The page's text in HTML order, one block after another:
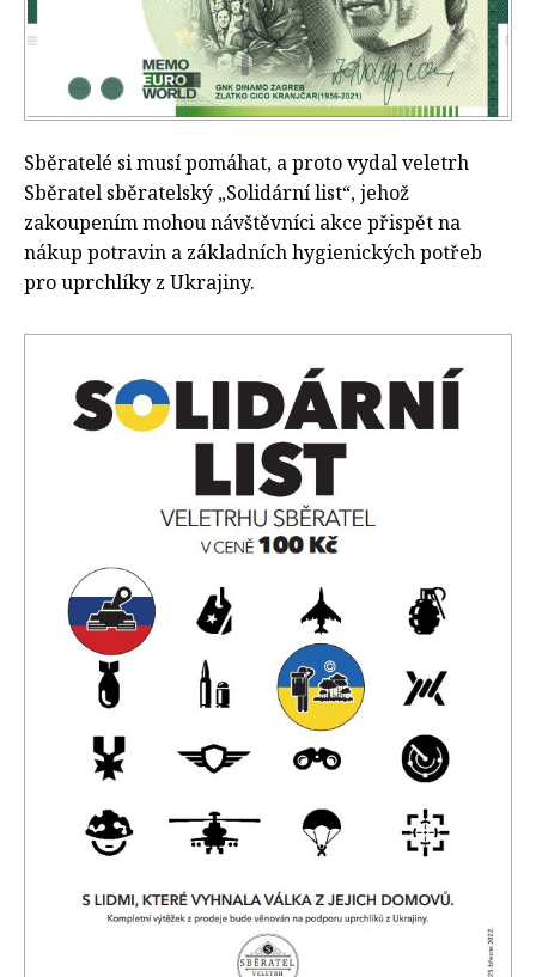
Sběratelé si musí pomáhat, a proto vydal veletrh
Sběratel sběratelský „Solidární list“, jehož
zakoupením mohou návštěvníci akce přispět na
nákup potravin a základních hygienických potřeb
pro uprchlíky z Ukrajiny.